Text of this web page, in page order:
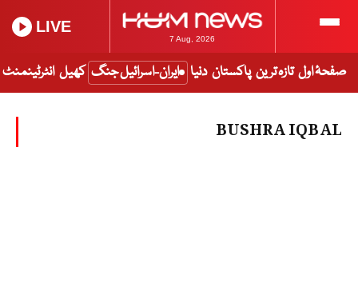
7 Aug, 2026
LIVE
صفحۂ اول تازہ ترین پاکستان دنیا ایران-اسرائیل جنگ کھیل انٹرٹینمنٹ
BUSHRA IQBAL